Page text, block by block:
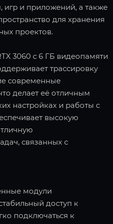
игр и приложений, а также
для хранения
проектов.
3060 с 6 ГБ видеопамяти
трассировку
современные
делает её отличным
настройках и работы с
высокую
связанных с
модули
доступ к
подключаться к